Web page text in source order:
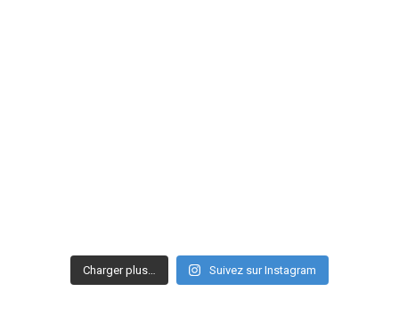
Charger plus… Suivez sur Instagram